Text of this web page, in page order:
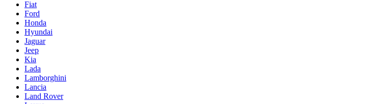
Fiat
Ford
Honda
Hyundai
Jaguar
Jeep
Kia
Lada
Lamborghini
Lancia
Land Rover